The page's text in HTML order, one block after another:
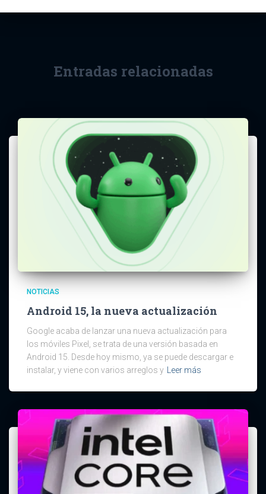
Entradas relacionadas
NOTICIAS
Android 15, la nueva actualización
Google acaba de lanzar una nueva actualización para
los móviles Pixel, se trata de una versión basada en
Android 15. Desde hoy mismo, ya se puede descargar e
instalar, y viene con varios arreglos y
Leer más